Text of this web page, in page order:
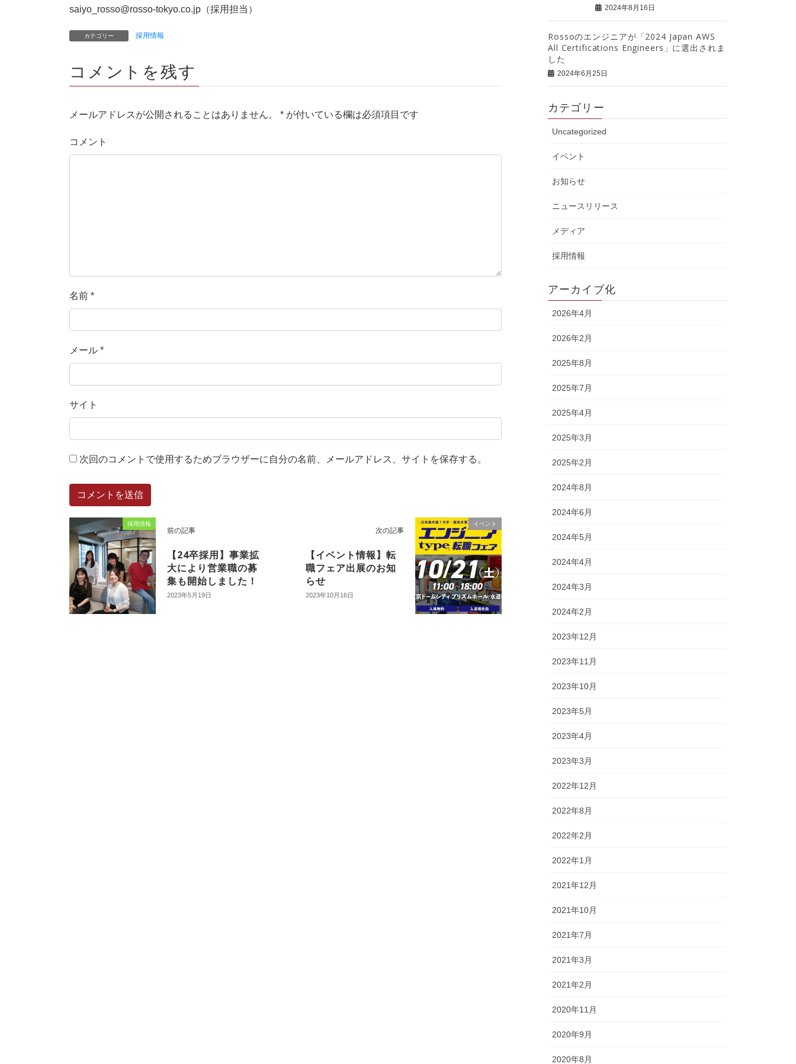
saiyo_rosso@rosso-tokyo.co.jp（採用担当）
カテゴリー 採用情報
コメントを残す
メールアドレスが公開されることはありません。 * が付いている欄は必須項目です
コメント
名前 *
メール *
サイト
次回のコメントで使用するためブラウザーに自分の名前、メールアドレス、サイトを保存する。
採用情報
前の記事
【24卒採用】事業拡
大により営業職の募
集も開始しました！
2023年5月19日
イベント
次の記事
【イベント情報】転
職フェア出展のお知
らせ
2023年10月16日
2024年8月16日
Rossoのエンジニアが「2024 Japan AWS
All Certifications Engineers」に選出されま
した
2024年6月25日
カテゴリー
Uncategorized
イベント
お知らせ
ニュースリリース
メディア
採用情報
アーカイブ化
2026年4月
2026年2月
2025年8月
2025年7月
2025年4月
2025年3月
2025年2月
2024年8月
2024年6月
2024年5月
2024年4月
2024年3月
2024年2月
2023年12月
2023年11月
2023年10月
2023年5月
2023年4月
2023年3月
2022年12月
2022年8月
2022年2月
2022年1月
2021年12月
2021年10月
2021年7月
2021年3月
2021年2月
2020年11月
2020年9月
2020年8月